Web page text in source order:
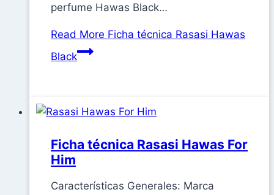
perfume Hawas Black…
Read More Ficha técnica Rasasi Hawas
Black
Ficha técnica Rasasi Hawas For
Him
Características Generales: Marca